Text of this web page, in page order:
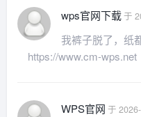
wps官网下载于
我裤子脱了，纸
https://www.cm-wps.net
WPS官网 于